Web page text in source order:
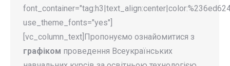
use_theme_fonts="yes"]
[vc_column_text]Пропонуємо ознайомитися з
графіком проведення Всеукраїнських